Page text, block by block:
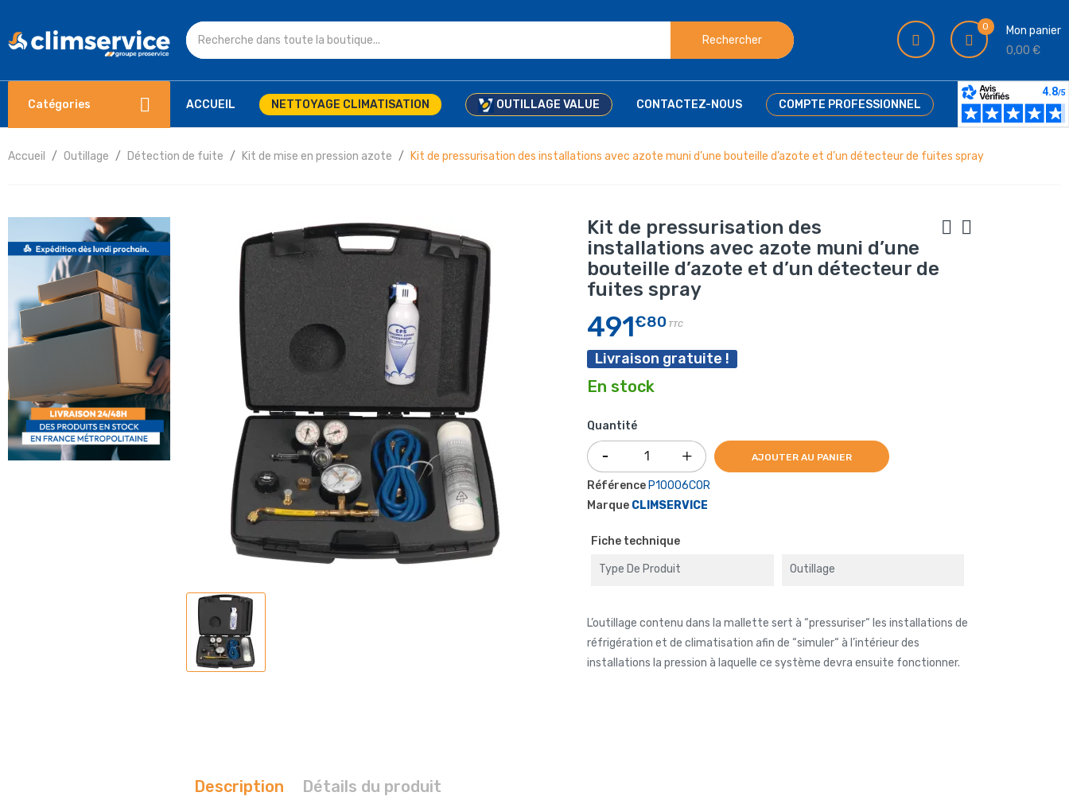
Rechercher
0
Mon panier
0,00 €
Catégories ACCUEIL NETTOYAGE CLIMATISATION OUTILLAGE VALUE CONTACTEZ-NOUS COMPTE PROFESSIONNEL
Accueil Outillage Détection de fuite Kit de mise en pression azote Kit de pressurisation des installations avec azote muni d’une bouteille d’azote et d’un détecteur de fuites spray
Kit de pressurisation des
installations avec azote muni d’une
bouteille d’azote et d’un détecteur de
fuites spray
491€80 TTC
Livraison gratuite !
En stock
Quantité
AJOUTER AU PANIER
Référence P10006COR
Marque CLIMSERVICE
Fiche technique
Type De Produit Outillage
L’outillage contenu dans la mallette sert à “pressuriser“ les installations de
réfrigération et de climatisation afin de “simuler“ à l’intérieur des
installations la pression à laquelle ce système devra ensuite fonctionner.
Description Détails du produit